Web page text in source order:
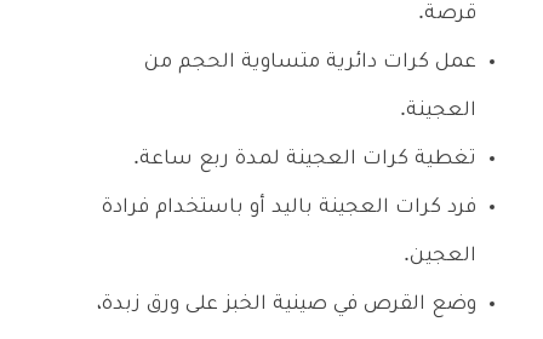
قرصة.
عمل كرات دائرية متساوية الحجم من
العجينة.
تغطية كرات العجينة لمدة ربع ساعة.
فرد كرات العجينة باليد أو باستخدام فرادة
العجين.
وضع القرص في صينية الخبز على ورق زبدة،